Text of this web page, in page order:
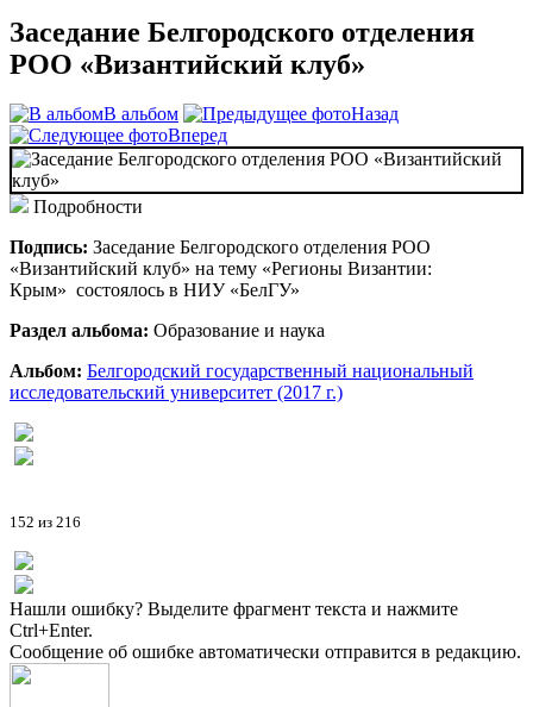
Заседание Белгородского отделения
РОО «Византийский клуб»
В альбом
Назад
Вперед
Подробности
Подпись: Заседание Белгородского отделения РОО
«Византийский клуб» на тему «Регионы Византии:
Крым» состоялось в НИУ «БелГУ»
Раздел альбома: Образование и наука
Альбом: Белгородский государственный национальный
исследовательский университет (2017 г.)
152 из 216
Нашли ошибку? Выделите фрагмент текста и нажмите
Ctrl+Enter.
Сообщение об ошибке автоматически отправится в редакцию.